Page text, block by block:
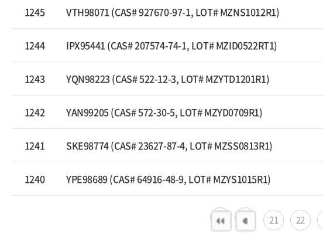
1245 VTH98071 (CAS# 927670-97-1, LOT# MZNS1012R1)
1244 IPX95441 (CAS# 207574-74-1, LOT# MZID0522RT1)
1243 YQN98223 (CAS# 522-12-3, LOT# MZYTD1201R1)
1242 YAN99205 (CAS# 572-30-5, LOT# MZYD0709R1)
1241 SKE98774 (CAS# 23627-87-4, LOT# MZSS0813R1)
1240 YPE98689 (CAS# 64916-48-9, LOT# MZYS1015R1)
21 22